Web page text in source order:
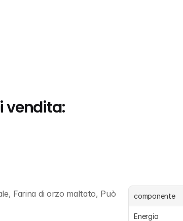
vendita:
Farina di orzo maltato, Può
componente
Energia